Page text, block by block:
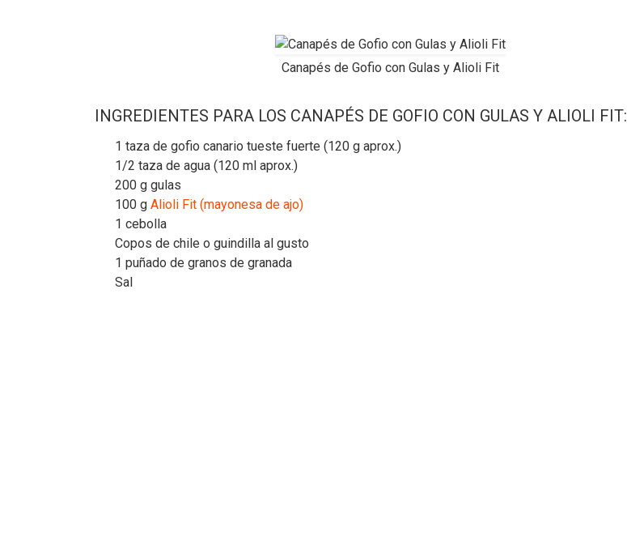
Canapés de Gofio con Gulas y Alioli Fit
INGREDIENTES PARA LOS CANAPÉS DE GOFIO CON GULAS Y ALIOLI FIT:
1 taza de gofio canario tueste fuerte (120 g aprox.)
1/2 taza de agua (120 ml aprox.)
200 g gulas
100 g Alioli Fit (mayonesa de ajo)
1 cebolla
Copos de chile o guindilla al gusto
1 puñado de granos de granada
Sal